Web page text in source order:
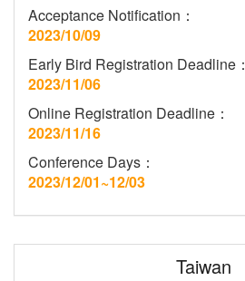
Acceptance Notification：
2023/10/09
Early Bird Registration Deadline：
2023/11/06
Online Registration Deadline：
2023/11/16
Conference Days：
2023/12/01~12/03
Taiwan